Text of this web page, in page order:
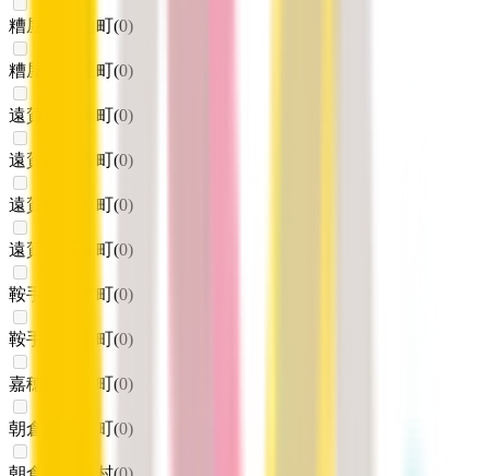
糟屋郡久山町(0)
糟屋郡粕屋町(0)
遠賀郡芦屋町(0)
遠賀郡水巻町(0)
遠賀郡岡垣町(0)
遠賀郡遠賀町(0)
鞍手郡小竹町(0)
鞍手郡鞍手町(0)
嘉穂郡桂川町(0)
朝倉郡筑前町(0)